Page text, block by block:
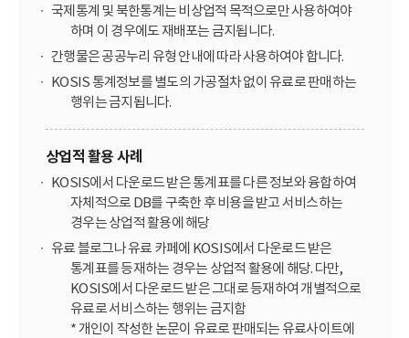
국제통계 및 북한통계는 비상업적 목적으로만 사용하여야
하며 이 경우에도 재배포는 금지됩니다.
간행물은 공공누리 유형 안내에 따라 사용하여야 합니다.
KOSIS 통계정보를 별도의 가공절차 없이 유료로 판매하는
행위는 금지됩니다.
상업적 활용 사례
KOSIS에서 다운로드 받은 통계표를 다른 정보와 융합하여
자체적으로 DB를 구축한 후 비용을 받고 서비스하는
경우는 상업적 활용에 해당
유료 블로그나 유료 카페에 KOSIS에서 다운로드 받은
통계표를 등재하는 경우는 상업적 활용에 해당. 다만,
KOSIS에서 다운로드 받은 그대로 등재하여 개별적으로
유료로 서비스하는 행위는 금지함
* 개인이 작성한 논문이 유료로 판매되는 유료사이트에